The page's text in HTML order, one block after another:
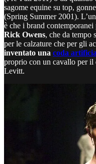
sagome equine su top,
(Spring Summer 2001).
è che i brand
Rick Owens, che da tempo
per le calzature che per gli
inventato una coda
proprio con un cavallo per il
Levitt.